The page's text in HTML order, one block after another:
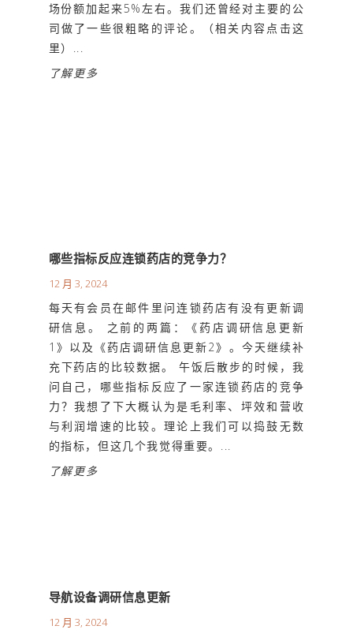
场份额加起来5%左右。我们还曾经对主要的公
司做了一些很粗略的评论。（相关内容点击这
里）...
了解更多
哪些指标反应连锁药店的竞争力？
12 月 3, 2024
每天有会员在邮件里问连锁药店有没有更新调
研信息。 之前的两篇：《药店调研信息更新
1》以及《药店调研信息更新2》。今天继续补
充下药店的比较数据。 午饭后散步的时候，我
问自己，哪些指标反应了一家连锁药店的竞争
力？我想了下大概认为是毛利率、坪效和营收
与利润增速的比较。理论上我们可以捣鼓无数
的指标，但这几个我觉得重要。...
了解更多
导航设备调研信息更新
12 月 3, 2024